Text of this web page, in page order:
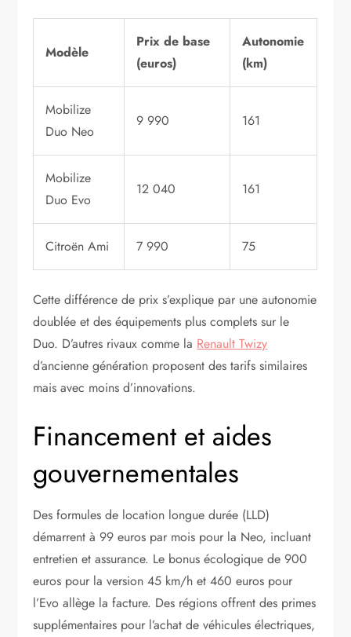
Modèle
Prix de base
(euros)
Autonomie
(km)
Mobilize
Duo Neo
9 990 161
Mobilize
Duo Evo
12 040 161
Citroën Ami 7 990 75
Cette différence de prix s’explique par une autonomie
doublée et des équipements plus complets sur le
Duo. D’autres rivaux comme la Renault Twizy
d’ancienne génération proposent des tarifs similaires
mais avec moins d’innovations.
Financement et aides
gouvernementales
Des formules de location longue durée (LLD)
démarrent à 99 euros par mois pour la Neo, incluant
entretien et assurance. Le bonus écologique de 900
euros pour la version 45 km/h et 460 euros pour
l’Evo allège la facture. Des régions offrent des primes
supplémentaires pour l’achat de véhicules électriques,